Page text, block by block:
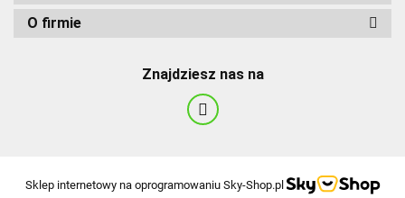
O firmie
Znajdziesz nas na
Sklep internetowy na oprogramowaniu Sky-Shop.pl